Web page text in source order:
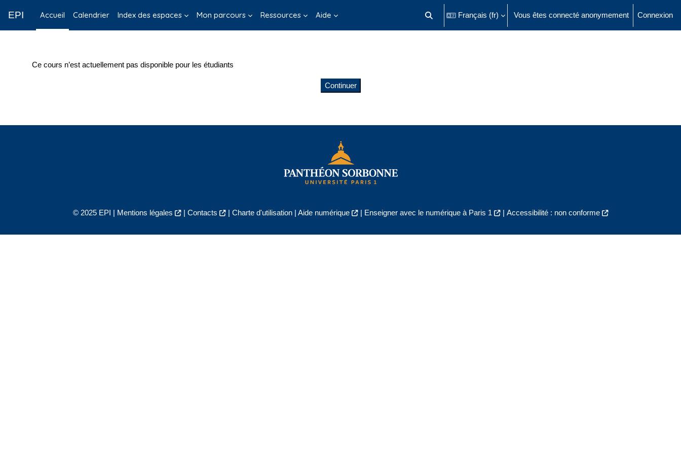
EPI Accueil Calendrier Index des espaces Mon parcours Ressources Aide Activer/désactiver la saisie de recherche
Français ‎(fr)‎ Vous êtes connecté anonymement Connexion
Ce cours n’est actuellement pas disponible pour les étudiants
Continuer
© 2025 EPI | Mentions légales | Contacts | Charte d'utilisation| Aide numérique | Enseigner avec le numérique à Paris 1 | Accessibilité : non conforme